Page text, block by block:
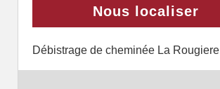
Nous localiser
Débistrage de cheminée La Rougiere